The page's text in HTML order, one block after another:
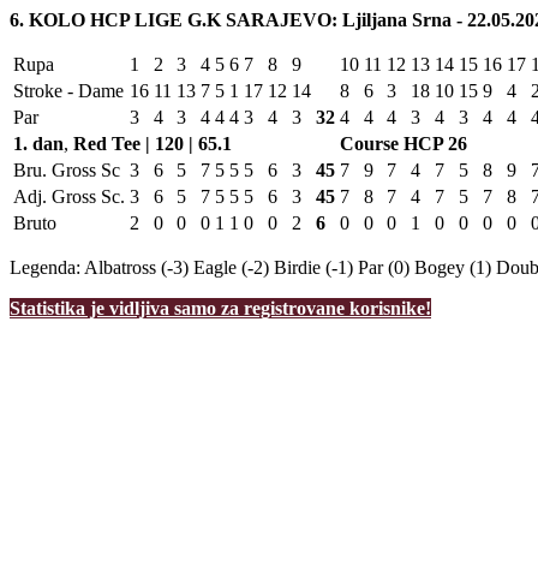
6. KOLO HCP LIGE G.K SARAJEVO: Ljiljana Srna -
Rupa 1 2 3 4 5 6 7 8 9 10 11 12 13 14 15 16 17
Stroke - Dame 16 11 13 7 5 1 17 12 14 8 6 3 18 10 15 9 4
Par
3 4 3 4 4 4 3 4 3 32 4 4 4 3 4 3 4 4
1. dan, Red Tee | 120 | 65.1 Course HCP26
Bru. Gross Sc 3 6 5 7 5 5 5 6 3 45 7 9 7 4 7 5 8 9
Adj. Gross Sc. 3 6 5 7 5 5 5 6 3 45 7 8 7 4 7 5 7 8
Bruto
2 0 0 0 1 1 0 0 2 6 0 0 0 1 0 0 0 0
Legenda: Albatross (-3) Eagle (-2) Birdie (-1) Par (0) Bogey (1)
Statistika je vidljiva samo za registrovane korisnike!